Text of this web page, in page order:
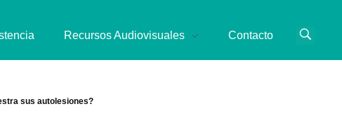
Recursos Audiovisuales Contacto
sus autolesiones?